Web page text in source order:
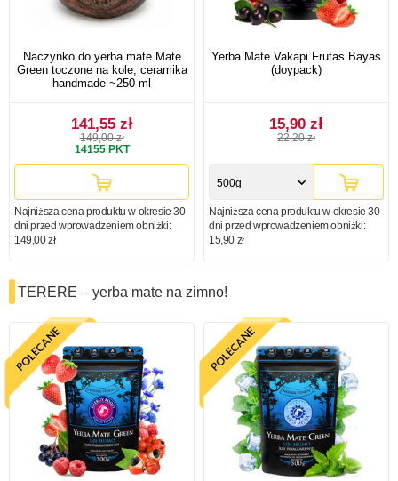
Naczynko do yerba mate Mate
Green toczone na kole, ceramika
handmade ~250 ml
141,55 zł
149,00 zł
14155PKT
Najniższa cena produktu w okresie 30
dni przed wprowadzeniem obniżki:
149,00 zł
Yerba Mate Vakapi Frutas Bayas
(doypack)
15,90 zł
22,20 zł
500g
Najniższa cena produktu w okresie 30
dni przed wprowadzeniem obniżki:
15,90 zł
TERERE – yerba mate na zimno!